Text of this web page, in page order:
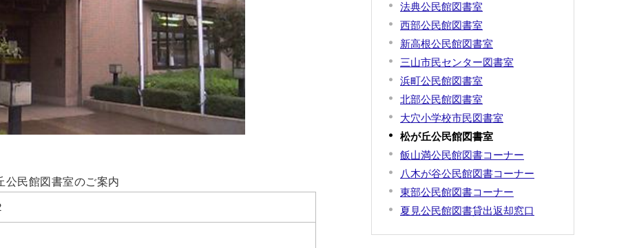
公民館図書室のご案内
法典公民館図書室
西部公民館図書室
新高根公民館図書室
三山市民センター図書室
浜町公民館図書室
北部公民館図書室
大穴小学校市民図書室
松が丘公民館図書室
飯山満公民館図書コーナー
八木が谷公民館図書コーナー
東部公民館図書コーナー
夏見公民館図書貸出返却窓口